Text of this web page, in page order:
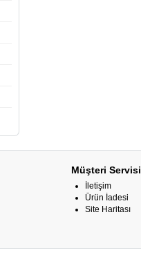
Müşteri Servisi
İletişim
Ürün İadesi
Site Haritası